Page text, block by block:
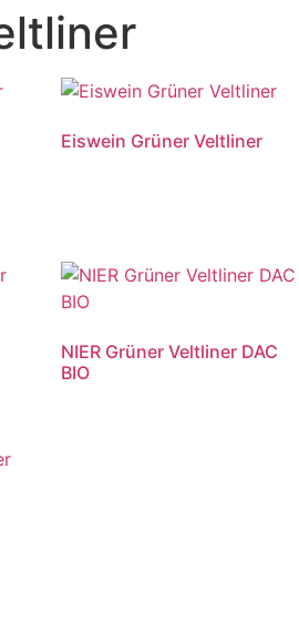
Eiswein Grüner Veltliner
NIER Grüner Veltliner DAC
BIO